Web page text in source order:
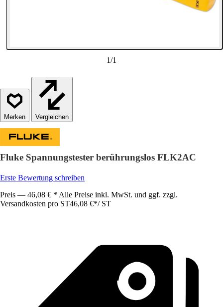
1/1
Vergleichen
Fluke Spannungstester berührungslos FLK2AC
Erste Bewertung schreiben
Preis — 46,08 € * Alle Preise inkl. MwSt. und ggf. zzgl.
Versandkosten pro ST46,08 €*/ ST